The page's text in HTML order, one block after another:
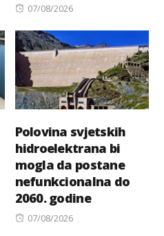
Posted
07/08/2026
Polovina svjetskih
hidroelektrana bi
mogla da postane
nefunkcionalna do
2060. godine
Posted
07/08/2026